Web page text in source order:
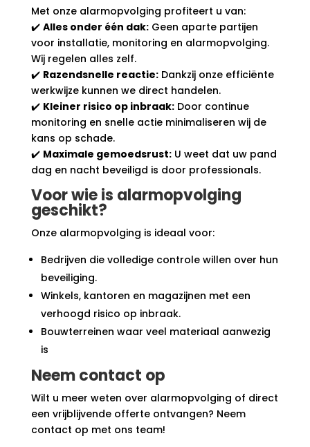
Met onze alarmopvolging profiteert u van:
✔️ Alles onder één dak:Geen aparte partijen
voor installatie, monitoring en alarmopvolging.
Wij regelen alles zelf.
✔️ Razendsnelle reactie:Dankzij onze efficiënte
werkwijze kunnen we direct handelen.
✔️ Kleiner risico op inbraak:Door continue
monitoring en snelle actie minimaliseren wij de
kans op schade.
✔️ Maximale gemoedsrust:U weet dat uw pand
dag en nacht beveiligd is door professionals.
Voor wie is alarmopvolging
geschikt?
Onze alarmopvolging is ideaal voor:
Bedrijven die volledige controle willen over hun
beveiliging.
Winkels, kantoren en magazijnen met een
verhoogd risico op inbraak.
Bouwterreinen waar veel materiaal aanwezig
is
Neem contact op
Wilt u meer weten over alarmopvolging of direct
een vrijblijvende offerte ontvangen? Neem
contact op met ons team!